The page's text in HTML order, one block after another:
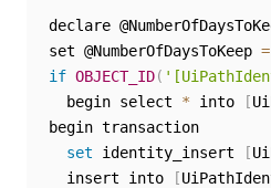
declare
set @NumberOfDaysToKeep =
if OBJECT_ID(
  begin select
* into [
begin transaction
set identity_insert [
  insert into
[